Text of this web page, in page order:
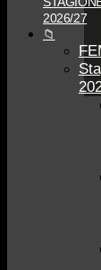
2026/27
📁